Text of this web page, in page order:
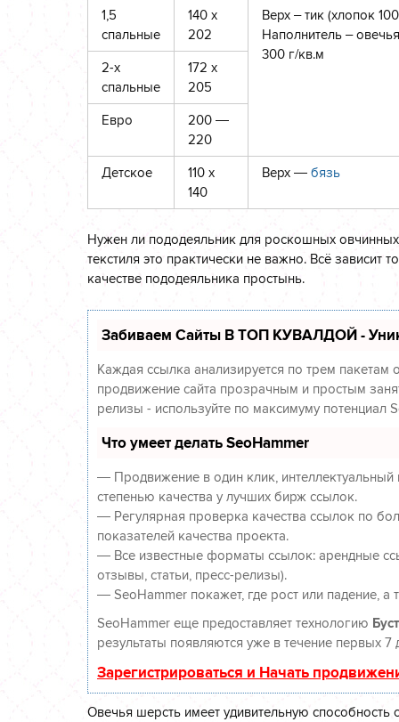
1,5
спальные
140 х
202
Верх – тик (хлопок
Наполнитель –
300 г/кв.м
2-х
спальные
172 х
205
Евро
200 —
220
Детское
110 х
140
Верх — бязь
Нужен ли пододеяльник для роскошных
текстиля это практически не важно. Всё
качестве пододеяльника простынь.
Забиваем Сайты В ТОП КУВАЛДОЙ -
Каждая ссылка анализируется по трем пакетам
продвижение сайта прозрачным и простым
релизы - используйте по максимуму потенциал
Что умеет делать SeoHammer
— Продвижение в один клик,
степенью качества у лучших бирж ссылок.
— Регулярная проверка качества ссылок по
показателей качества проекта.
— Все известные форматы ссылок: арендные
отзывы, статьи, пресс-релизы).
— SeoHammer покажет, где рост или падение,
SeoHammer еще предоставляет технологию Буст
результаты появляются уже в течение первых 7
Зарегистрироваться и Начать
Овечья шерсть имеет удивительную